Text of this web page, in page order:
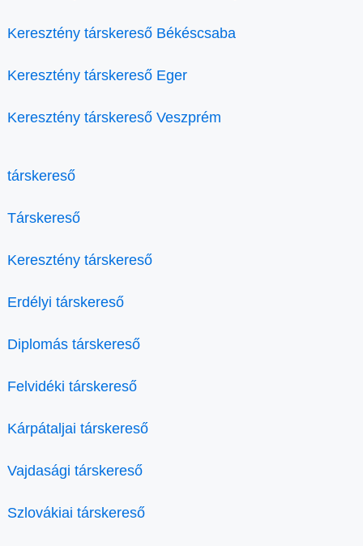
Keresztény társkereső Békéscsaba
Keresztény társkereső Eger
Keresztény társkereső Veszprém
társkereső
Társkereső
Keresztény társkereső
Erdélyi társkereső
Diplomás társkereső
Felvidéki társkereső
Kárpátaljai társkereső
Vajdasági társkereső
Szlovákiai társkereső